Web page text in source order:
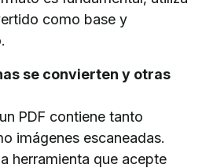
como base y
se convierten y otras
PDF contiene tanto
imágenes escaneadas.
herramienta que acepte